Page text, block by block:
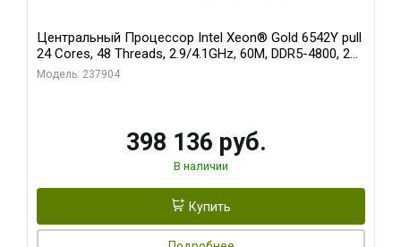
Центральный Процессор Intel Xeon® Gold 6542Y pull
24 Cores, 48 Threads, 2.9/4.1GHz, 60M, DDR5-4800, 2S,
250W OEM
Модель: 237904
398 136 руб.
В наличии
Купить